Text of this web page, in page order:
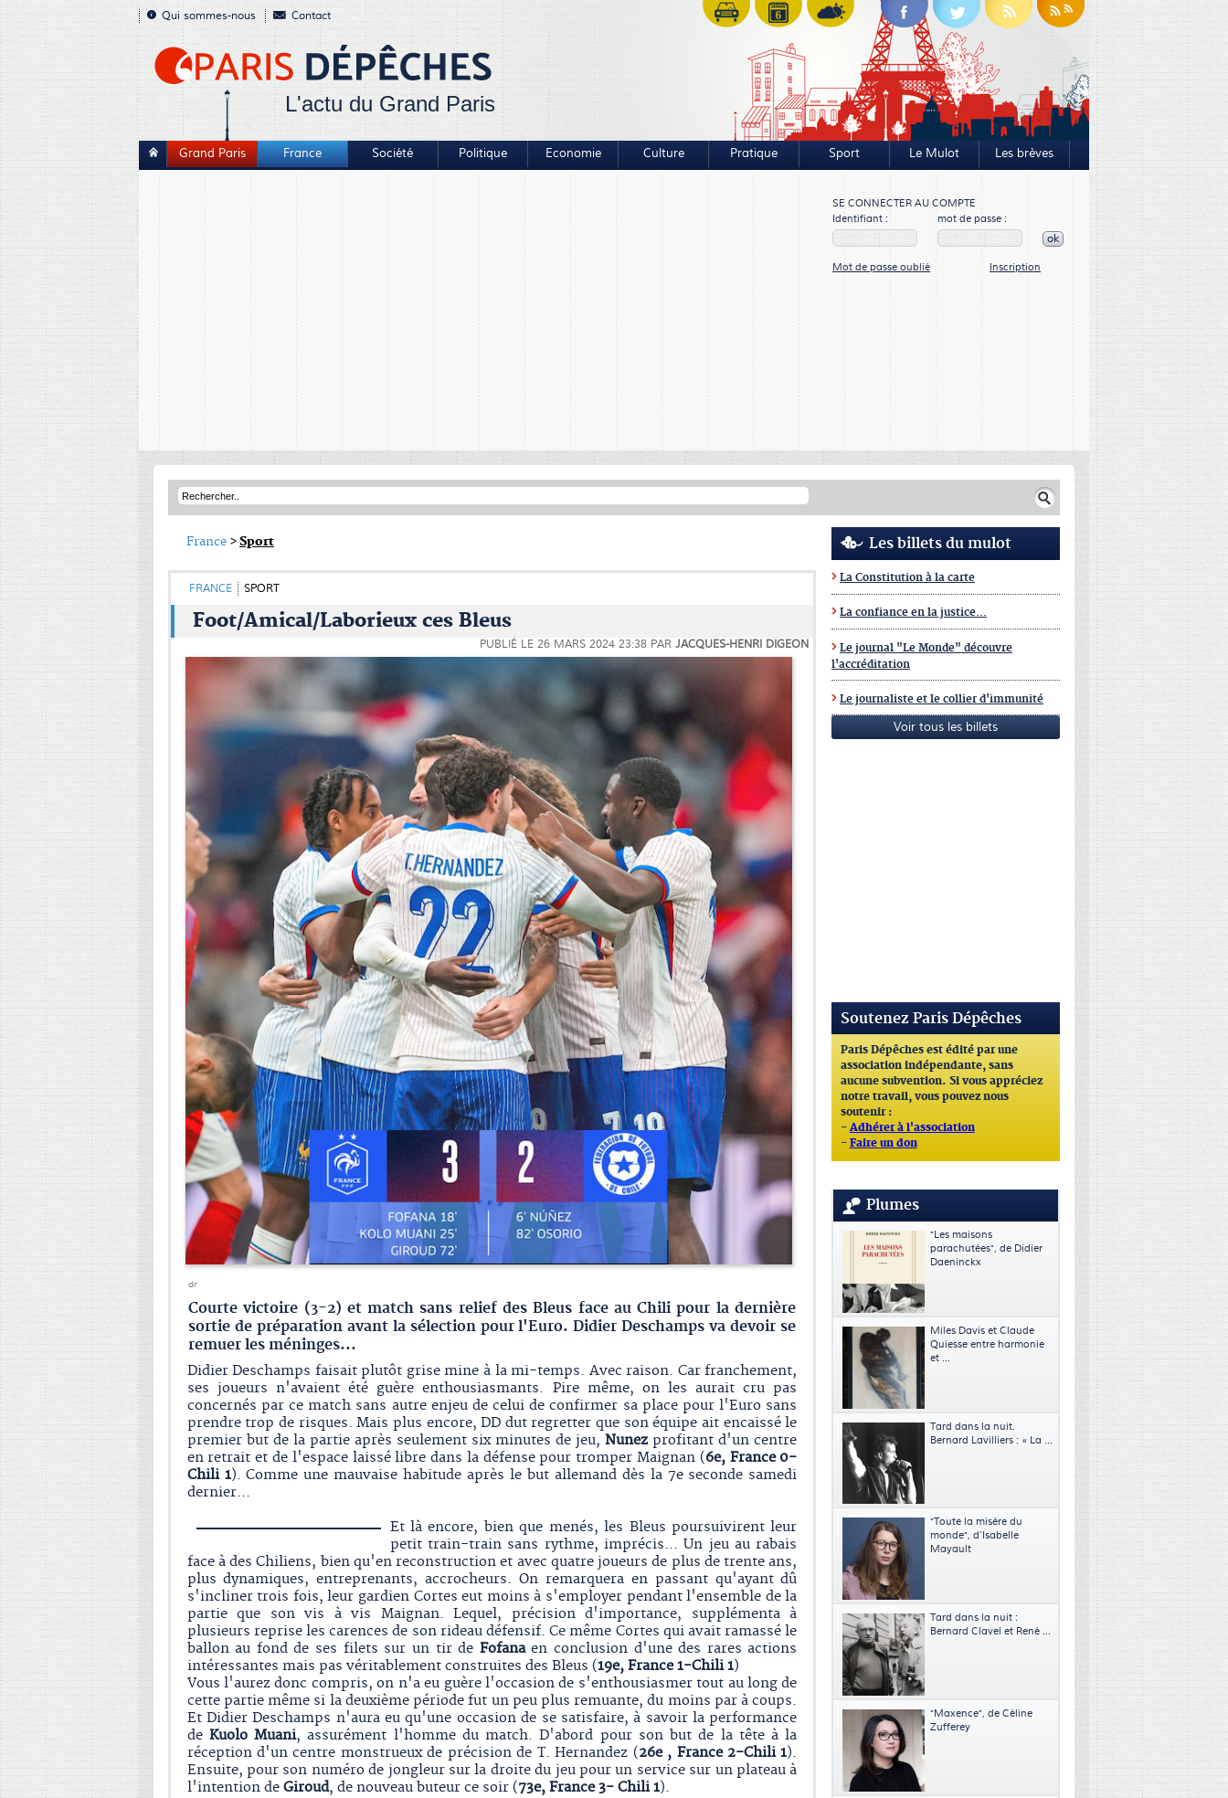
Qui sommes-nous Contact
L'actu du Grand Paris
Grand Paris France Société Politique Economie Culture Pratique Sport Le Mulot Les brèves
SE CONNECTER AU COMPTE
Identifiant :
mot de passe :
ok
Mot de passe oublié Inscription
France >Sport
FRANCE SPORT
Foot/Amical/Laborieux ces Bleus
PUBLIÉ LE 26 MARS 2024 23:38 PAR JACQUES-HENRI DIGEON
dr
Courte victoire (3-2) et match sans relief des Bleus face au Chili pour la dernière
sortie de préparation avant la sélection pour l'Euro. Didier Deschamps va devoir se
remuer les méninges...
Didier Deschamps faisait plutôt grise mine à la mi-temps. Avec raison. Car franchement,
ses joueurs n'avaient été guère enthousiasmants. Pire même, on les aurait cru pas
concernés par ce match sans autre enjeu de celui de confirmer sa place pour l'Euro sans
prendre trop de risques. Mais plus encore, DD dut regretter que son équipe ait encaissé le
premier but de la partie après seulement six minutes de jeu,Nunez profitant d'un centre
en retrait et de l'espace laissé libre dans la défense pour tromper Maignan (6e, France 0-
Chili 1). Comme une mauvaise habitude après le but allemand dès la 7e seconde samedi
dernier...
Et là encore, bien que menés, les Bleus poursuivirent leur
petit train-train sans rythme, imprécis... Un jeu au rabais
face à des Chiliens, bien qu'en reconstruction et avec quatre joueurs de plus de trente ans,
plus dynamiques, entreprenants, accrocheurs. On remarquera en passant qu'ayant dû
s'incliner trois fois, leur gardien Cortes eut moins à s'employer pendant l'ensemble de la
partie que son vis à vis Maignan. Lequel, précision d'importance, supplémenta à
plusieurs reprise les carences de son rideau défensif. Ce même Cortes qui avait ramassé le
ballon au fond de ses filets sur un tir de Fofanaen conclusion d'une des rares actions
intéressantes mais pas véritablement construites des Bleus (19e, France 1-Chili 1)
Vous l'aurez donc compris, on n'a eu guère l'occasion de s'enthousiasmer tout au long de
cette partie même si la deuxième période fut un peu plus remuante, du moins par à coups.
Et Didier Deschamps n'aura eu qu'une occasion de se satisfaire, à savoir la performance
de Kuolo Muani, assurément l'homme du match. D'abord pour son but de la tête à la
réception d'un centre monstrueux de précision de T. Hernandez (26e , France 2-Chili 1).
Ensuite, pour son numéro de jongleur sur la droite du jeu pour un service sur un plateau à
l'intention de Giroud, de nouveau buteur ce soir (73e, France 3- Chili 1).
Les billets du mulot
La Constitution à la carte
La confiance en la justice...
Le journal "Le Monde" découvre
l'accréditation
Le journaliste et le collier d'immunité
Voir tous les billets
Soutenez Paris Dépêches
Paris Dépêches est édité par une
association indépendante, sans
aucune subvention. Si vous appréciez
notre travail, vous pouvez nous
soutenir :
- Adhérer à l'association
- Faire un don
Plumes
"Les maisons
parachutées", de Didier
Daeninckx
Miles Davis et Claude
Quiesse entre harmonie
et ...
Tard dans la nuit.
Bernard Lavilliers : « La ...
"Toute la misère du
monde", d’Isabelle
Mayault
Tard dans la nuit :
Bernard Clavel et René ...
"Maxence", de Céline
Zufferey